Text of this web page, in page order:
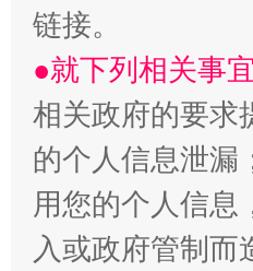
站台名比不上好声名
链接。
●就下列相关事
相关政府的要求
的个人信息泄漏
用您的个人信息
入或政府管制